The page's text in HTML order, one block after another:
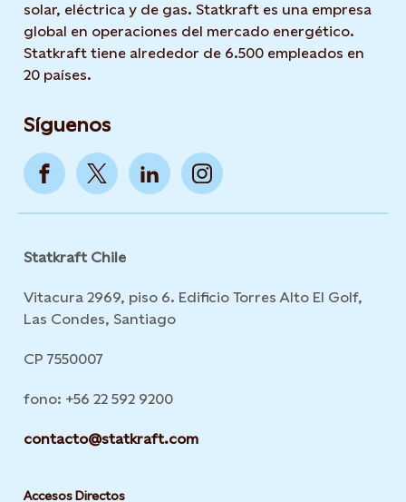
solar, eléctrica y de gas. Statkraft es una empresa
global en operaciones del mercado energético.
Statkraft tiene alrededor de 6.500 empleados en
20 países.
Síguenos
Statkraft Chile
Vitacura 2969, piso 6. Edificio Torres Alto El Golf,
Las Condes, Santiago
CP 7550007
fono: +56 22 592 9200
contacto@statkraft.com
Accesos Directos